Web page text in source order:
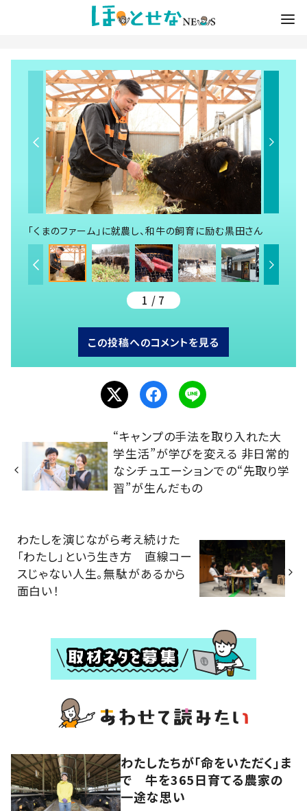
「くまのファーム」に就農し、和牛の飼育に励む黒田さん
1 / 7
この投稿へのコメントを見る
“キャンプの手法を取り入れた大
学生活”が学びを変える 非日常的
なシチュエーションでの“先取り学
習”が生んだもの
わたしを演じながら考え続けた
「わたし」という生き方 直線コー
スじゃない人生。無駄があるから
面白い！
わたしたちが「命をいただく」ま
で 牛を365日育てる農家の
一途な思い